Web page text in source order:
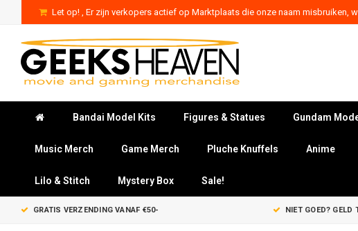
Let op! , Er zijn verkopers actief op Marktplaats die onze naam
Bandai Model Kits Figures & Statues Gundam
Music Merch Game Merch Pluche Knuffels Anime
Lilo & Stitch Mystery Box Sale!
GRATIS VERZENDING VANAF €50- NIET GOED? GELD